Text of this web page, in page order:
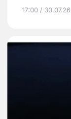
17:00 / 30.07.26